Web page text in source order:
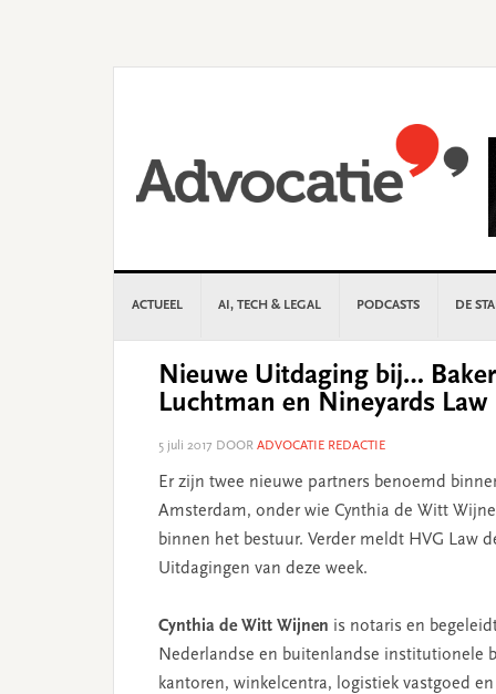
ACTUEEL AI, TECH & LEGAL PODCASTS DE
Nieuwe Uitdaging bij…
Luchtman en Nineyards Law
5 juli 2017 DOOR ADVOCATIE REDACTIE
Er zijn twee nieuwe partners benoemd
Amsterdam, onder wie Cynthia de Witt
binnen het bestuur. Verder meldt HVG Law
Uitdagingen van deze week.
Cynthia de Witt Wijnen is notaris en
Nederlandse en buitenlandse institutionele
kantoren, winkelcentra, logistiek vastgoed